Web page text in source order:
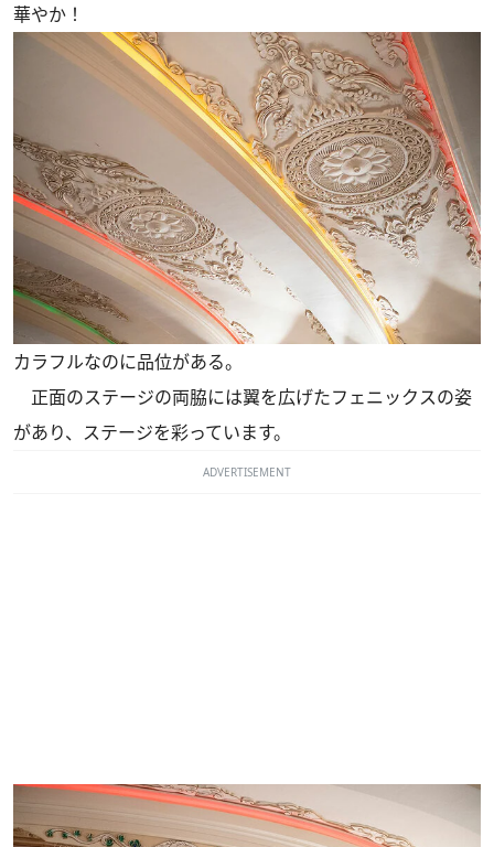
華やか！
カラフルなのに品位がある。
正面のステージの両脇には翼を広げたフェニックスの姿
があり、ステージを彩っています。
ADVERTISEMENT